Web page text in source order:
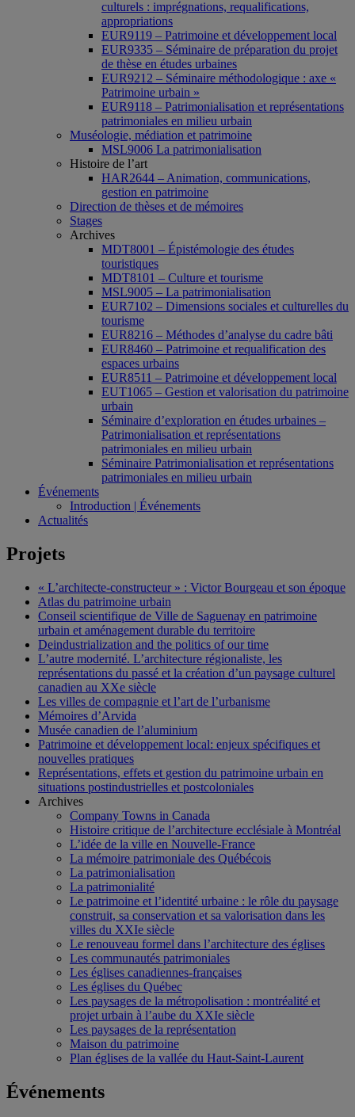
culturels : imprégnations, requalifications,
appropriations
EUR9119 – Patrimoine et développement local
EUR9335 – Séminaire de préparation du projet
de thèse en études urbaines
EUR9212 – Séminaire méthodologique : axe «
Patrimoine urbain »
EUR9118 – Patrimonialisation et représentations
patrimoniales en milieu urbain
Muséologie, médiation et patrimoine
MSL9006 La patrimonialisation
Histoire de l’art
HAR2644 – Animation, communications,
gestion en patrimoine
Direction de thèses et de mémoires
Stages
Archives
MDT8001 – Épistémologie des études
touristiques
MDT8101 – Culture et tourisme
MSL9005 – La patrimonialisation
EUR7102 – Dimensions sociales et culturelles du
tourisme
EUR8216 – Méthodes d’analyse du cadre bâti
EUR8460 – Patrimoine et requalification des
espaces urbains
EUR8511 – Patrimoine et développement local
EUT1065 – Gestion et valorisation du patrimoine
urbain
Séminaire d’exploration en études urbaines –
Patrimonialisation et représentations
patrimoniales en milieu urbain
Séminaire Patrimonialisation et représentations
patrimoniales en milieu urbain
Événements
Introduction | Événements
Actualités
Projets
« L’architecte-constructeur » : Victor Bourgeau et son époque
Atlas du patrimoine urbain
Conseil scientifique de Ville de Saguenay en patrimoine
urbain et aménagement durable du territoire
Deindustrialization and the politics of our time
L’autre modernité. L’architecture régionaliste, les
représentations du passé et la création d’un paysage culturel
canadien au XXe siècle
Les villes de compagnie et l’art de l’urbanisme
Mémoires d’Arvida
Musée canadien de l’aluminium
Patrimoine et développement local: enjeux spécifiques et
nouvelles pratiques
Représentations, effets et gestion du patrimoine urbain en
situations postindustrielles et postcoloniales
Archives
Company Towns in Canada
Histoire critique de l’architecture ecclésiale à Montréal
L’idée de la ville en Nouvelle-France
La mémoire patrimoniale des Québécois
La patrimonialisation
La patrimonialité
Le patrimoine et l’identité urbaine : le rôle du paysage
construit, sa conservation et sa valorisation dans les
villes du XXIe siècle
Le renouveau formel dans l’architecture des églises
Les communautés patrimoniales
Les églises canadiennes-françaises
Les églises du Québec
Les paysages de la métropolisation : montréalité et
projet urbain à l’aube du XXIe siècle
Les paysages de la représentation
Maison du patrimoine
Plan églises de la vallée du Haut-Saint-Laurent
Événements